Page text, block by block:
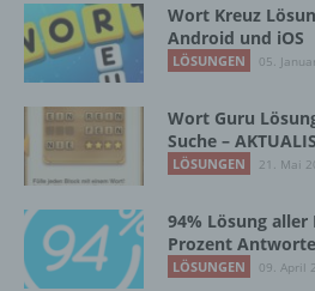
Wort Kreuz
Android und iOS
LÖSUNGEN 05.
Wort Guru
Suche –
LÖSUNGEN 21. Mai
94% Lösung aller
Prozent
LÖSUNGEN 09. April
personenbezogenen
Sind die Zwecke und
Verarbeitung durch das
das Recht der
so kann der
beziehungsweise
Kriterien seiner
Unionsrecht oder dem
h) Auftragsverarbeiter